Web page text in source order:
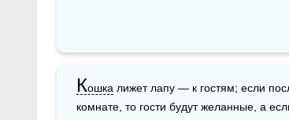
Кошка лижет лапу — к гостям; если
комнате, то гости будут желанные, а